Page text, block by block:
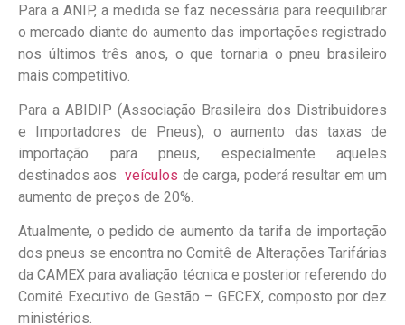
Para a ANIP, a medida se faz necessária para reequilibrar
o mercado diante do aumento das importações registrado
nos últimos três anos, o que tornaria o pneu brasileiro
mais competitivo.
Para a ABIDIP (Associação Brasileira dos Distribuidores
e Importadores de Pneus), o aumento das taxas de
importação para pneus, especialmente aqueles
destinados aos veículos de carga, poderá resultar em um
aumento de preços de 20%.
Atualmente, o pedido de aumento da tarifa de importação
dos pneus se encontra no Comitê de Alterações Tarifárias
da CAMEX para avaliação técnica e posterior referendo do
Comitê Executivo de Gestão – GECEX, composto por dez
ministérios.